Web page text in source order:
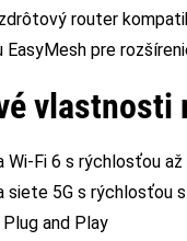
router
EasyMesh pre
vlastnosti
Wi-Fi 6 s rýchlosťou
siete 5G s rýchlosťou
and Play